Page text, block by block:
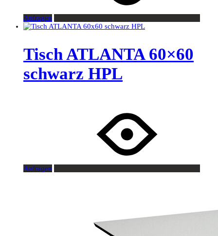
Anfragen
Tisch ATLANTA 60×60
schwarz HPL
Anfragen